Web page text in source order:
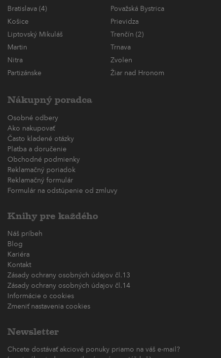
Bratislava (4)
Považská Bystrica
Košice
Prievidza
Liptovský Mikuláš
Trenčín (2)
Martin
Trnava
Nitra
Zvolen
Partizánske
Žiar nad Hronom
Nákupný poradca
Osobné odbery
Ako nakupovať
Často kladené otázky
Platba a doručenie
Obchodné podmienky
Reklamačný poriadok
Reklamačný formulár
Formulár na odstúpenie od zmluvy
Knihy pre každého
Náš príbeh
Blog
Kariéra
Kontakt
Zásady ochrany osobných údajov čl.13
Zásady ochrany osobných údajov čl.14
Informácie o cookies
Zmeniť nastavenia cookies
Newsletter
Chcete dostávať akciové ponuky priamo na váš e-mail?